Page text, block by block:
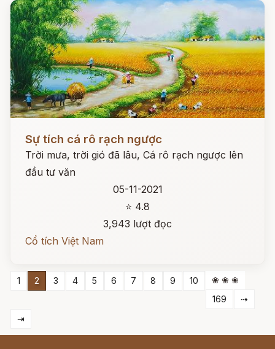
Sự tích cá rô rạch ngược
Trời mưa, trời gió đã lâu, Cá rô rạch ngược lên
đầu tư văn
05-11-2021
⭐ 4.8
3,943 lượt đọc
Cổ tích Việt Nam
1 2 3 4 5 6 7 8 9 10
❀ ❀ ❀
169
⇢
⇥